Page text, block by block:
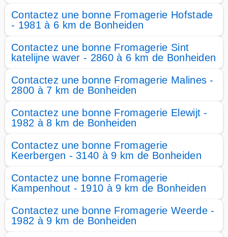
Contactez une bonne Fromagerie Hofstade
- 1981 à 6 km de Bonheiden
Contactez une bonne Fromagerie Sint
katelijne waver - 2860 à 6 km de Bonheiden
Contactez une bonne Fromagerie Malines -
2800 à 7 km de Bonheiden
Contactez une bonne Fromagerie Elewijt -
1982 à 8 km de Bonheiden
Contactez une bonne Fromagerie
Keerbergen - 3140 à 9 km de Bonheiden
Contactez une bonne Fromagerie
Kampenhout - 1910 à 9 km de Bonheiden
Contactez une bonne Fromagerie Weerde -
1982 à 9 km de Bonheiden